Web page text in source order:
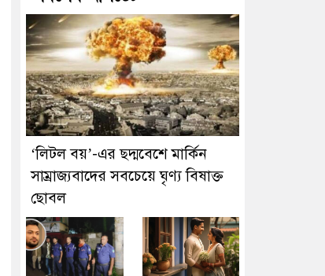
‘লিটল বয়’-এর ছদ্মবেশে মার্কিন
সাম্রাজ্যবাদের সবচেয়ে ঘৃণ্য বিষাক্ত
ছোবল